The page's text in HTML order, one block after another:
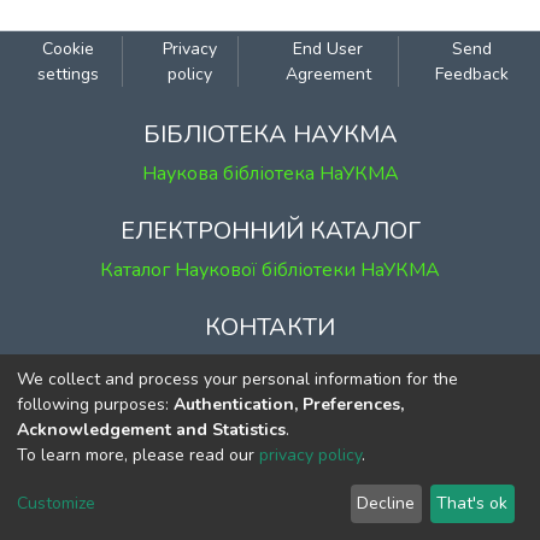
Cookie
settings
Privacy
policy
End User
Agreement
Send
Feedback
БІБЛІОТЕКА НАУКМА
Наукова бібліотека НаУКМА
ЕЛЕКТРОННИЙ КАТАЛОГ
Каталог Наукової бібліотеки НаУКМА
КОНТАКТИ
м. Київ, вул. Григорія Сковороди, 2
к. 1, к. 120
тел. (044) 463-69-31
ekmair@ukma.edu.ua
We collect and process your personal information for the
following purposes: Authentication, Preferences,
Acknowledgement and Statistics.
To learn more, please read our privacy policy.
Customize Decline That's ok